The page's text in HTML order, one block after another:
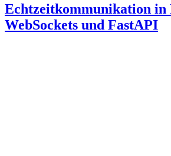
Echtzeitkommunikation in
WebSockets und FastAPI